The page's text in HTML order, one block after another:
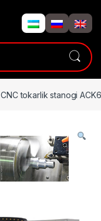
CNC tokarlik stanogi